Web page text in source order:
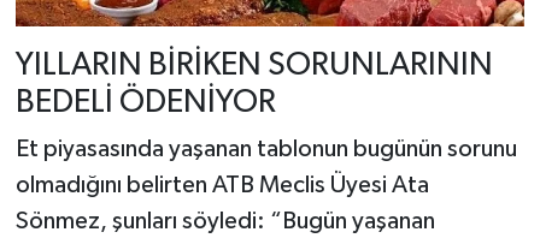
YILLARIN BİRİKEN SORUNLARININ
BEDELİ ÖDENİYOR
Et piyasasında yaşanan tablonun bugünün sorunu
olmadığını belirten ATB Meclis Üyesi Ata
Sönmez, şunları söyledi: “Bugün yaşanan